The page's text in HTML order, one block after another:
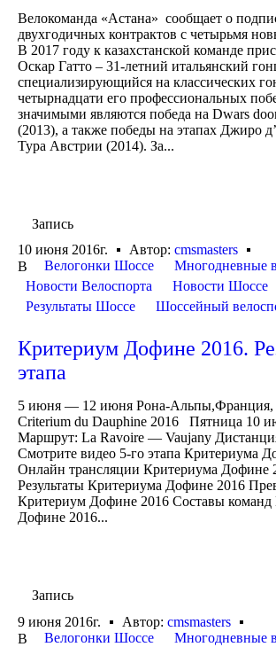
Велокоманда «Астана» сообщает о
двухгодичных контрактов с четырьмя
В 2017 году к казахстанской команде
Оскар Гатто – 31-летний итальянский
специализирующийся на классических
четырнадцати его профессиональных
значимыми являются победа на Dwars
(2013), а также победы на этапах Джиро
Тура Австрии (2014). За...
Запись
10 июня 2016г.
Автор: cmsmasters
В
Велогонки Шоссе
Многодневные
Новости Велоспорта
Новости Шоссе
Результаты Шоссе
Шоссейный
Критериум Дофине 2016.
этапа
5 июня — 12 июня Рона-
Criterium du Dauphine 2016 Пятница 10
Маршрут: La Ravoire — Vaujany
Смотрите видео 5-го этапа Критериума
Онлайн трансляции Критериума Дофине
Результаты Критериума Дофине 2016
Критериум Дофине 2016 Составы команд
Дофине 2016...
Запись
9 июня 2016г.
Автор: cmsmasters
В
Велогонки Шоссе
Многодневные